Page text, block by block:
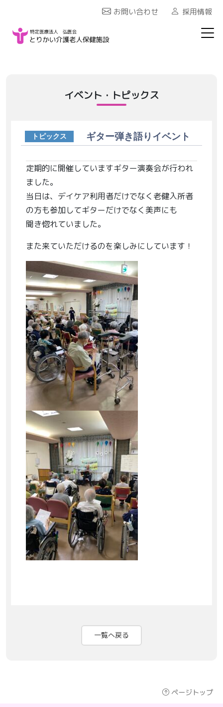
お問い合わせ 採用情報
イベント・トピックス
トピックス ギター弾き語りイベント
定期的に開催していますギター演奏会が行われ
ました。
当日は、デイケア利用者だけでなく老健入所者
の方も参加してギターだけでなく美声にも
聞き惚れていました。
また来ていただけるのを楽しみにしています！
一覧へ戻る
ページトップ